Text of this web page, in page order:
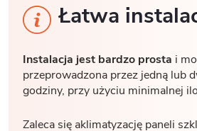
Łatwa
Instalacja jest bardzo prosta i
przeprowadzona przez jedną lub
godziny, przy użyciu minimalnej
Zaleca się aklimatyzację paneli